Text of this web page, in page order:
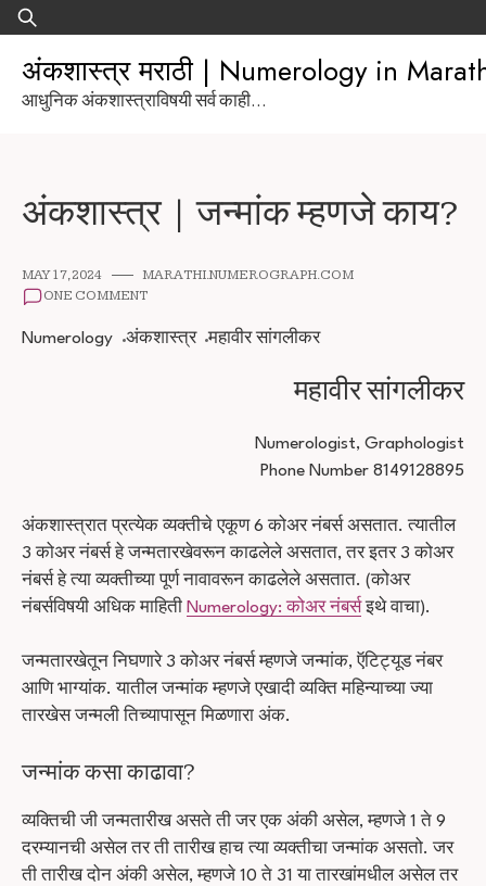
Skip
to
content
Search
for:
अंकशास्त्र मराठी | Numerology in
आधुनिक अंकशास्त्राविषयी सर्व काही...
अंकशास्त्र | जन्मांक म्हणजे काय?
MAY 17, 2024
MARATHI.NUMEROGRAPH.COM
ONE COMMENT
Numerology अंकशास्त्र महावीर सांगलीकर
महावीर सांगलीकर
Numerologist, Graphologist
Phone Number 8149128895
अंकशास्त्रात प्रत्येक व्यक्तीचे एकूण 6 कोअर नंबर्स असतात. त्यातील
3 कोअर नंबर्स हे जन्मतारखेवरून काढलेले असतात, तर इतर 3 कोअर
नंबर्स हे त्या व्यक्तीच्या पूर्ण नावावरून काढलेले असतात. (कोअर
नंबर्सविषयी अधिक माहिती Numerology: कोअर नंबर्सइथे वाचा).
जन्मतारखेतून निघणारे 3 कोअर नंबर्स म्हणजे जन्मांक, ऍटिट्यूड नंबर
आणि भाग्यांक. यातील जन्मांक म्हणजे एखादी व्यक्ति महिन्याच्या ज्या
तारखेस जन्मली तिच्यापासून मिळणारा अंक.
जन्मांक कसा काढावा?
व्यक्तिची जी जन्मतारीख असते ती जर एक अंकी असेल, म्हणजे 1 ते 9
दरम्यानची असेल तर ती तारीख हाच त्या व्यक्तीचा जन्मांक असतो. जर
ती तारीख दोन अंकी असेल, म्हणजे 10 ते 31 या तारखांमधील असेल तर